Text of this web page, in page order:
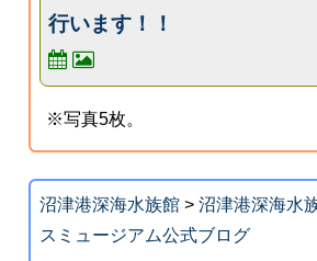
行います！！
※写真5枚。
沼津港深海水族館> 沼津港深海水
スミュージアム公式ブログ